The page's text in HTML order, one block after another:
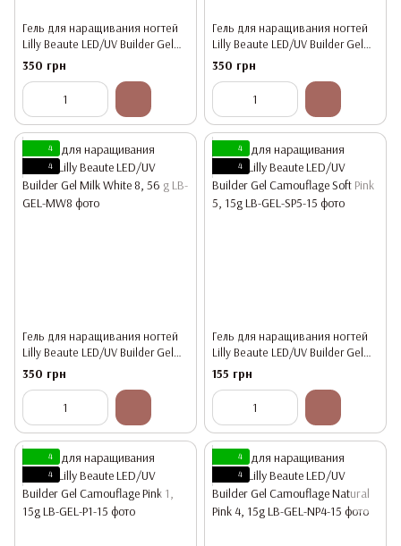
Гель для наращивания ногтей
Lilly Beaute LED/UV Builder Gel
Camouflage Transparent 6, 56 g
350 грн
Гель для наращивания ногтей
Lilly Beaute LED/UV Builder Gel
Camouflage Nude Pink 3, 56 g
350 грн
4
4
Гель для наращивания ногтей
Lilly Beaute LED/UV Builder Gel
Milk White 8, 56 g
350 грн
4
4
Гель для наращивания ногтей
Lilly Beaute LED/UV Builder Gel
Camouflage Soft Pink 5, 15g
155 грн
4
4
4
4